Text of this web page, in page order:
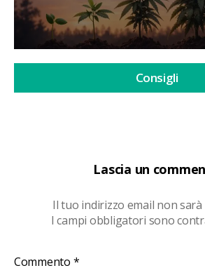
Lascia un
Il tuo indirizzo email non
I campi obbligatori sono
Commento *
Consigli